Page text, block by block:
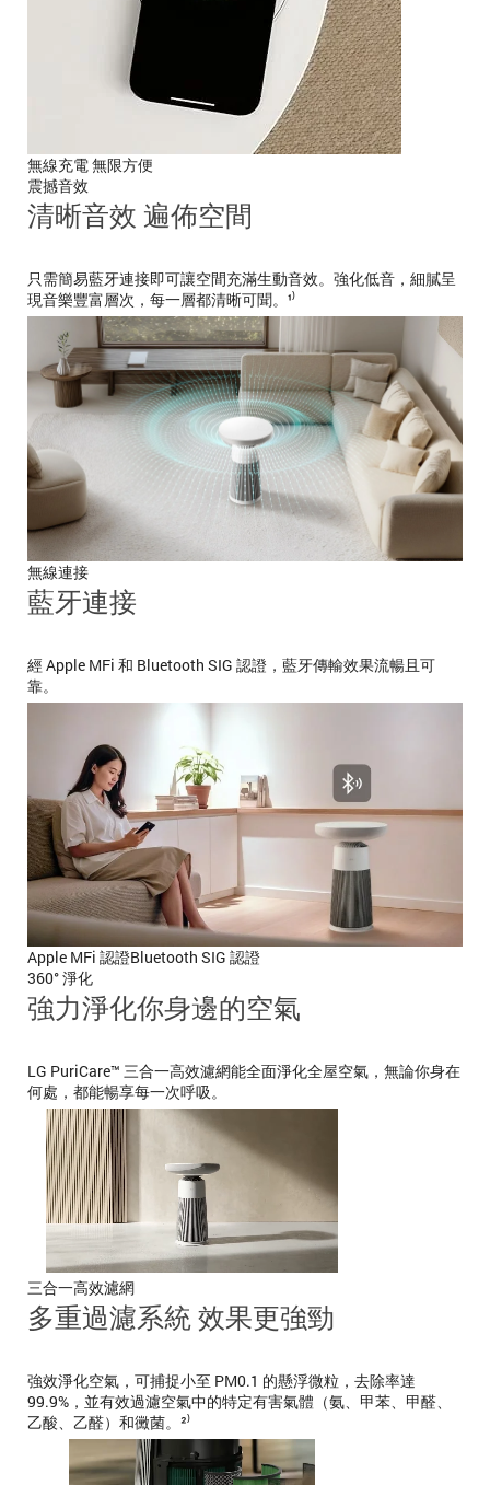
無線充電 無限方便
震撼音效
清晰音效 遍佈空間
只需簡易藍牙連接即可讓空間充滿生動音效。強化低音，細膩呈
現音樂豐富層次，每一層都清晰可聞。¹⁾
無線連接
藍牙連接
經 Apple MFi 和 Bluetooth SIG 認證，藍牙傳輸效果流暢且可
靠。
Apple MFi 認證Bluetooth SIG 認證
360° 淨化
強力淨化你身邊的空氣
LG PuriCare™ 三合一高效濾網能全面淨化全屋空氣，無論你身在
何處，都能暢享每一次呼吸。
三合一高效濾網
多重過濾系統 效果更強勁
強效淨化空氣，可捕捉小至 PM0.1 的懸浮微粒，去除率達
99.9%，並有效過濾空氣中的特定有害氣體（氨、甲苯、甲醛、
乙酸、乙醛）和黴菌。²⁾